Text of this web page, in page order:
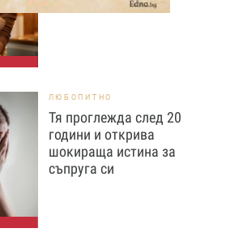
ЛЮБОПИТНО
Тя проглежда след 20
години и открива
шокираща истина за
съпруга си